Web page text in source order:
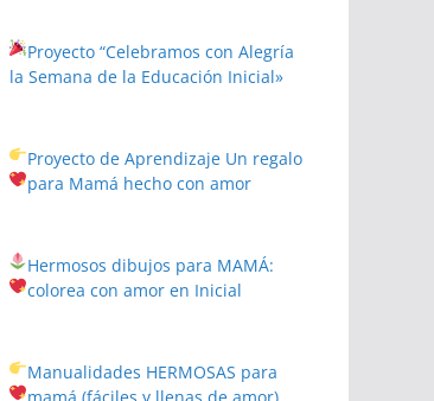
Proyecto“Celebramos con Alegría
la Semana de la Educación Inicial»
Proyecto de Aprendizaje Un regalo
para Mamá hecho con amor
Hermosos dibujos para MAMÁ:
colorea con amor en Inicial
Manualidades HERMOSAS para